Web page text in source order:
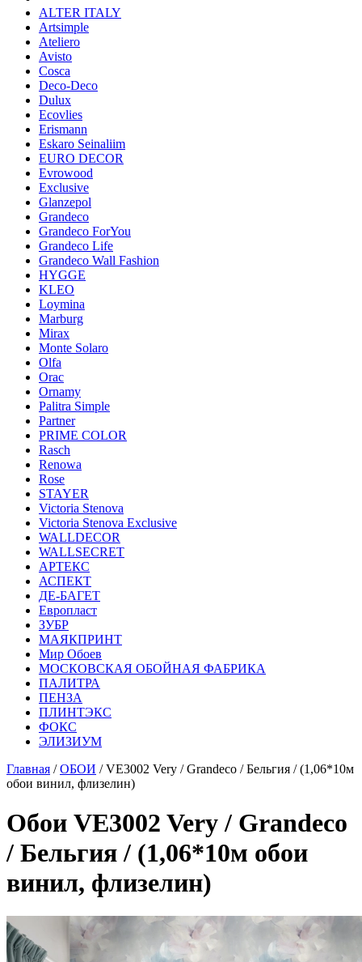
ALTER ITALY
Artsimple
Ateliero
Avisto
Cosca
Deco-Deco
Dulux
Ecovlies
Erismann
Eskaro Seinaliim
EURO DECOR
Evrowood
Exclusive
Glanzepol
Grandeco
Grandeco ForYou
Grandeco Life
Grandeco Wall Fashion
HYGGE
KLEO
Loymina
Marburg
Mirax
Monte Solaro
Olfa
Orac
Ornamy
Palitra Simple
Partner
PRIME COLOR
Rasch
Renowa
Rose
STAYER
Victoria Stenova
Victoria Stenova Exclusive
WALLDECOR
WALLSECRET
АРТЕКС
АСПЕКТ
ДЕ-БАГЕТ
Европласт
ЗУБР
МАЯКПРИНТ
Мир Обоев
МОСКОВСКАЯ ОБОЙНАЯ ФАБРИКА
ПАЛИТРА
ПЕНЗА
ПЛИНТЭКС
ФОКС
ЭЛИЗИУМ
Главная /ОБОИ / VE3002 Very / Grandeco / Бельгия / (1,06*10м
обои винил, флизелин)
Обои VE3002 Very / Grandeco
/ Бельгия / (1,06*10м обои
винил, флизелин)